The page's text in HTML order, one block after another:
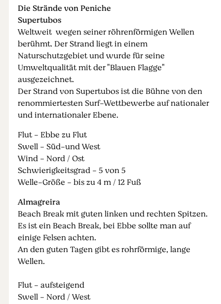
Die Strände von Peniche
Supertubos
Weltweit wegen seiner röhrenförmigen Wellen
berühmt. Der Strand liegt in einem
Naturschutzgebiet und wurde für seine
Umweltqualität mit der "Blauen Flagge"
ausgezeichnet.
Der Strand von Supertubos ist die Bühne von den
renommiertesten Surf-Wettbewerbe auf nationaler
und internationaler Ebene.
Flut - Ebbe zu Flut
Swell - Süd-und West
Wind - Nord / Ost
Schwierigkeitsgrad - 5 von 5
Welle-Größe - bis zu 4 m / 12 Fuß
Almagreira
Beach Break mit guten linken und rechten Spitzen.
Es ist ein Beach Break, bei Ebbe sollte man auf
einige Felsen achten.
An den guten Tagen gibt es rohrförmige, lange
Wellen.
Flut - aufsteigend
Swell - Nord / West